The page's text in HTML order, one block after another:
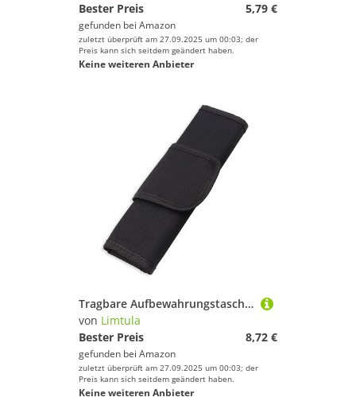
Bester Preis
5,79 €
gefunden bei Amazon
zuletzt überprüft am 27.09.2025 um 00:03; der
Preis kann sich seitdem geändert haben.
Keine weiteren Anbieter
Tragbare Aufbewahrungstasche aus Oxford-Stoff, funktionaler Organizer für Zangen, Schraubendreher, Säbelsägeblätter, Oxford-Stoff, Werkzeug-Säbelsägeblätter, Organizer, faltbarer Werkzeugkoffer
von Limtula
Bester Preis
8,72 €
gefunden bei Amazon
zuletzt überprüft am 27.09.2025 um 00:03; der
Preis kann sich seitdem geändert haben.
Keine weiteren Anbieter